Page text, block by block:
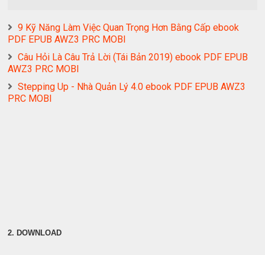
9 Kỹ Năng Làm Việc Quan Trọng Hơn Bằng Cấp ebook
PDF EPUB AWZ3 PRC MOBI
Câu Hỏi Là Câu Trả Lời (Tái Bản 2019) ebook PDF EPUB
AWZ3 PRC MOBI
Stepping Up - Nhà Quản Lý 4.0 ebook PDF EPUB AWZ3
PRC MOBI
2. DOWNLOAD